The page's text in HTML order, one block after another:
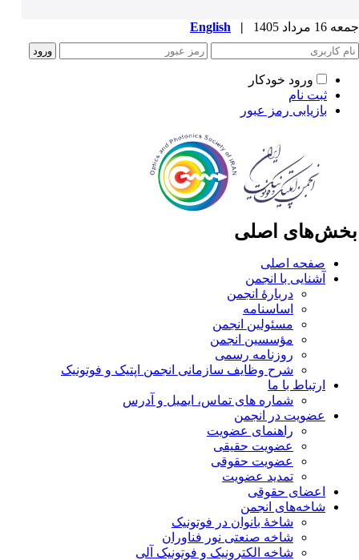
مرداد 1405 |
English
ورود خودکار
ثبت نام
بازیابی رمز عبور
اصلی
صفحه اصلی
آشنایی با انجمن
دربارۀ انجمن
اساسنامه
مسئولین انجمن
مؤسسین انجمن
روزنامه رسمی
شرح وظایف سازمانی انجمن اپتیک و فوتونیک
ارتباط با ما
شماره های تماس، ایمیل و آدرس
عضویت در انجمن
راهنمای عضویت
عضویت حقیقی
عضویت حقوقی
تمدید عضویت
اعضای حقوقی
شاخه‌های انجمن
شاخۀ بانوان در فوتونیک
شاخه صنعتی نور فناوران
شاخه‌ الکترونیک و فوتونیک آلی